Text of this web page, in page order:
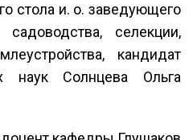
стола и. о. заведующего
селекции,
кандидат
наук Солнцева Ольга